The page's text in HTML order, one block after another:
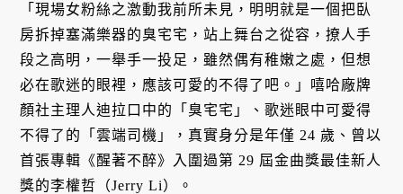
「現場女粉絲之激動我前所未見，明明就是一個把臥
房拆掉塞滿樂器的臭宅宅，站上舞台之從容，撩人手
段之高明，一舉手一投足，雖然偶有稚嫩之處，但想
必在歌迷的眼裡，應該可愛的不得了吧。」嘻哈廠牌
顏社主理人迪拉口中的「臭宅宅」、歌迷眼中可愛得
不得了的「雲端司機」，真實身分是年僅 24 歲、曾以
首張專輯《醒著不醉》入圍過第 29 屆金曲獎最佳新人
獎的李權哲（Jerry Li）。